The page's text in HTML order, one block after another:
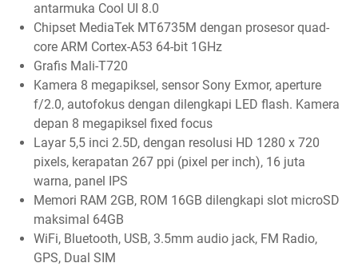
antarmuka Cool UI 8.0
Chipset MediaTek MT6735M dengan prosesor quad-
core ARM Cortex-A53 64-bit 1GHz
Grafis Mali-T720
Kamera 8 megapiksel, sensor Sony Exmor, aperture
f/2.0, autofokus dengan dilengkapi LED flash. Kamera
depan 8 megapiksel fixed focus
Layar 5,5 inci 2.5D, dengan resolusi HD 1280 x 720
pixels, kerapatan 267 ppi (pixel per inch), 16 juta
warna, panel IPS
Memori RAM 2GB, ROM 16GB dilengkapi slot microSD
maksimal 64GB
WiFi, Bluetooth, USB, 3.5mm audio jack, FM Radio,
GPS, Dual SIM